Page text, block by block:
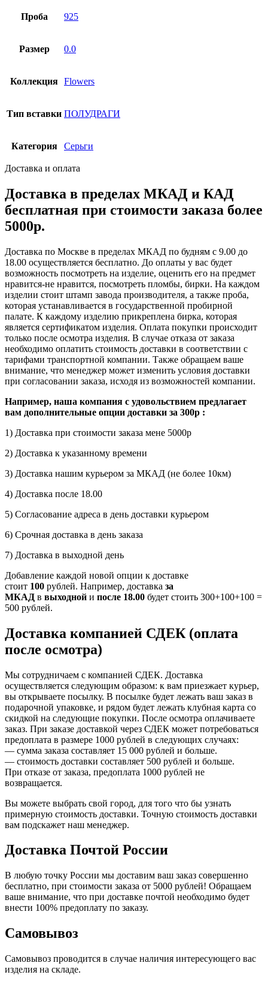
Проба 925
Размер 0.0
Коллекция Flowers
Тип вставки ПОЛУДРАГИ
Категория Серьги
Доставка и оплата
Доставка в пределах МКАД и КАД
бесплатная при стоимости заказа более
5000р.
Доставка по Москве в пределах МКАД по будням с 9.00 до
18.00 осуществляется бесплатно. До оплаты у вас будет
возможность посмотреть на изделие, оценить его на предмет
нравится-не нравится, посмотреть пломбы, бирки. На каждом
изделии стоит штамп завода производителя, а также проба,
которая устанавливается в государственной пробирной
палате. К каждому изделию прикреплена бирка, которая
является сертификатом изделия. Оплата покупки происходит
только после осмотра изделия. В случае отказа от заказа
необходимо оплатить стоимость доставки в соответствии с
тарифами транспортной компании. Также обращаем ваше
внимание, что менеджер может изменить условия доставки
при согласовании заказа, исходя из возможностей компании.
Например, наша компания с удовольствием предлагает
вам дополнительные опции доставки за 300р :
1) Доставка при стоимости заказа мене 5000р
2) Доставка к указанному времени
3) Доставка нашим курьером за МКАД (не более 10км)
4) Доставка после 18.00
5) Согласование адреса в день доставки курьером
6) Срочная доставка в день заказа
7) Доставка в выходной день
Добавление каждой новой опции к доставке
стоит 100 рублей. Например, доставка за
МКАД в выходной и после 18.00 будет стоить 300+100+100 =
500 рублей.
Доставка компанией СДЕК (оплата
после осмотра)
Мы сотрудничаем с компанией СДЕК. Доставка
осуществляется следующим образом: к вам приезжает курьер,
вы открываете посылку. В посылке будет лежать ваш заказ в
подарочной упаковке, и рядом будет лежать клубная карта со
скидкой на следующие покупки. После осмотра оплачиваете
заказ. При заказе доставкой через СДЕК может потребоваться
предоплата в размере 1000 рублей в следующих случаях:
— сумма заказа составляет 15 000 рублей и больше.
— стоимость доставки составляет 500 рублей и больше.
При отказе от заказа, предоплата 1000 рублей не
возвращается.
Вы можете выбрать свой город, для того что бы узнать
примерную стоимость доставки. Точную стоимость доставки
вам подскажет наш менеджер.
Доставка Почтой России
В любую точку России мы доставим ваш заказ совершенно
бесплатно, при стоимости заказа от 5000 рублей! Обращаем
ваше внимание, что при доставке почтой необходимо будет
внести 100% предоплату по заказу.
Самовывоз
Самовывоз проводится в случае наличия интересующего вас
изделия на складе.